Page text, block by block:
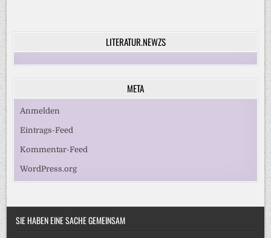
LITERATUR.NEWZS
META
Anmelden
Eintrags-Feed
Kommentar-Feed
WordPress.org
SIE HABEN EINE SACHE GEMEINSAM